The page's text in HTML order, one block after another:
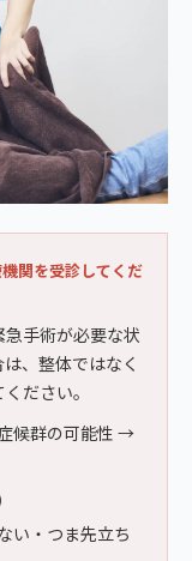
関を受診してくだ
急手術が必要な状
、整体ではなく
ださい。
候群の可能性 →
い・つま先立ち